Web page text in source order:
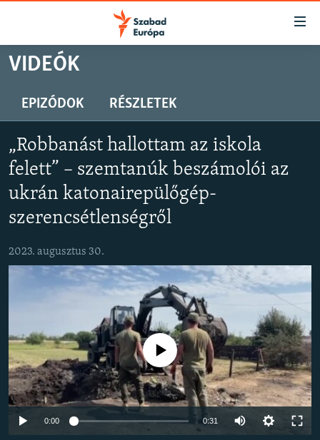
Akadálymentes
Ugrás
oldalra
tartalomjegyzékre
Ugrás
keresésre
AKTUÁLIS
VIDEÓK
ELEMZŐ
TÁRSADALOM
DEMOKRÁCIA
A PÉNZ NYOMÁBAN
EURÓPAI UNIÓ
VILÁG
KLÍMAVÁLTOZÁS
A MÚLT TANULSÁGAI
VIDEÓK
EPIZÓDOK RÉSZLETEK
„Robbanást hallottam az iskola
felett” – szemtanúk beszámolói az
ukrán katonairepülőgép-
szerencsétlenségről
2023. augusztus 30.
Jelenleg nincs elérhető tartalom
0:00 0:31